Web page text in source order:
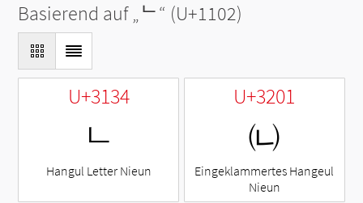
Basierend auf „ᄂ“ (U+1102)
U+3134
ㄴ
Hangul Letter Nieun
U+3201
㈁
Eingeklammertes Hangeul
Nieun